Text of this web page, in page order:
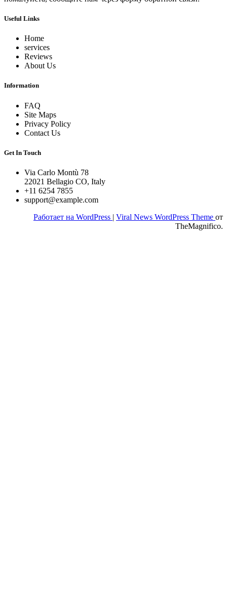
Useful Links
Home
services
Reviews
About Us
Information
FAQ
Site Maps
Privacy Policy
Contact Us
Get In Touch
Via Carlo Montù 78
22021 Bellagio CO, Italy
+11 6254 7855
support@example.com
Работает на WordPress | Viral News WordPress Theme от
TheMagnifico.